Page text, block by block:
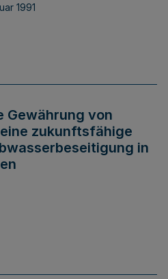
1991
Gewährung von
zukunftsfähige
in